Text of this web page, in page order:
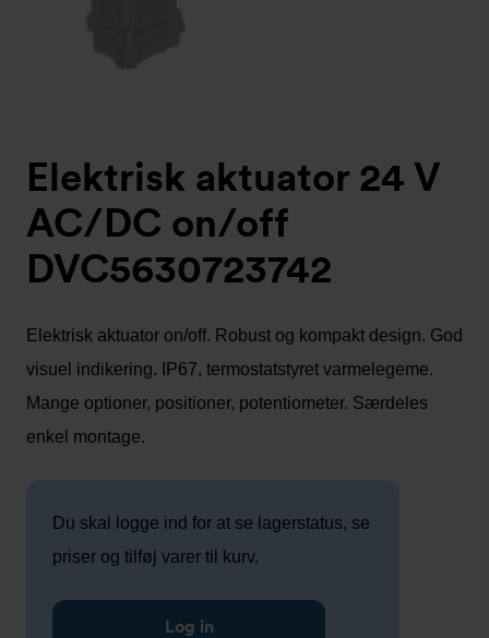
Elektrisk aktuator 24 V
AC/DC on/off
DVC5630723742
Elektrisk aktuator on/off. Robust og kompakt design. God
visuel indikering. IP67, termostatstyret varmelegeme.
Mange optioner, positioner, potentiometer. Særdeles
enkel montage.
Du skal logge ind for at se lagerstatus, se
priser og tilføj varer til kurv.
Log in